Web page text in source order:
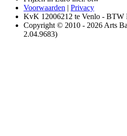
Voorwaarden | Privacy
KvK 12006212 te Venlo - BTW
Copyright © 2010 - 2026 Arts
2.04.9683)